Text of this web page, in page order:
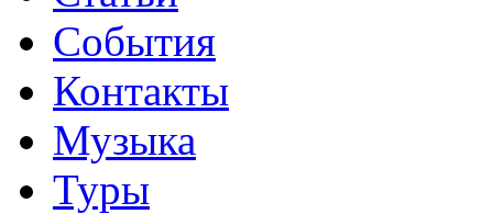
События
Контакты
Музыка
Туры